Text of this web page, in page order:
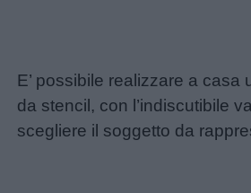
E’ possibile realizzare a casa
da stencil, con l’indiscutibile
scegliere il soggetto da